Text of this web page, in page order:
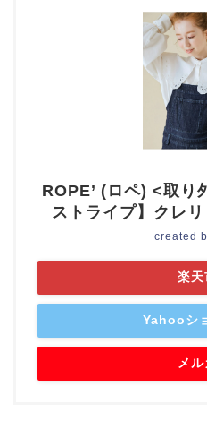
ROPE’ (ロペ) <取り
ストライプ】クレ
created
楽天
Yahooシ
メル